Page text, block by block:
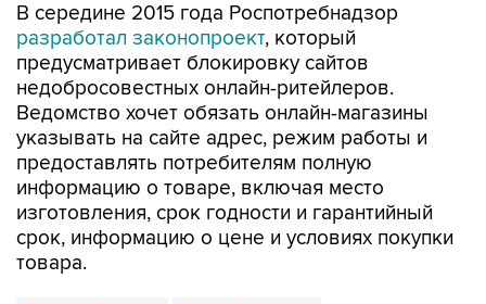
В середине 2015 года Роспотребнадзор
разработал законопроект, который
предусматривает блокировку сайтов
недобросовестных онлайн-ритейлеров.
Ведомство хочет обязать онлайн-магазины
указывать на сайте адрес, режим работы и
предоставлять потребителям полную
информацию о товаре, включая место
изготовления, срок годности и гарантийный
срок, информацию о цене и условиях покупки
товара.